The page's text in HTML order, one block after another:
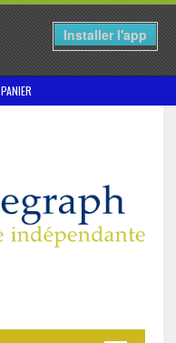
Installer l'app
PANIER